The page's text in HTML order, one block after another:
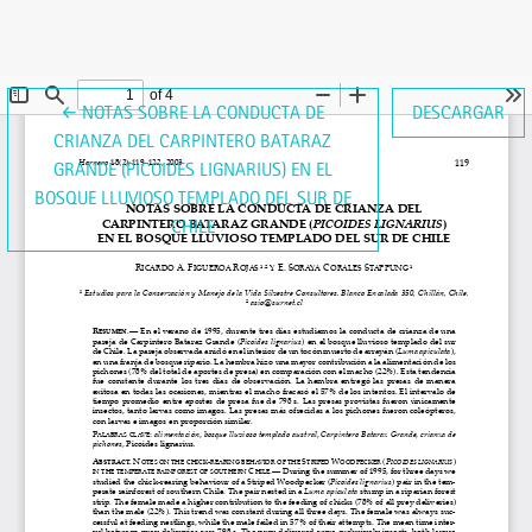
←VOLVER A LOS DETALLES DEL ARTÍCULO
NOTAS SOBRE LA CONDUCTA DE
CRIANZA DEL CARPINTERO BATARAZ
GRANDE (PICOIDES LIGNARIUS) EN EL
BOSQUE LLUVIOSO TEMPLADO DEL SUR DE
CHILE
DESCARGAR